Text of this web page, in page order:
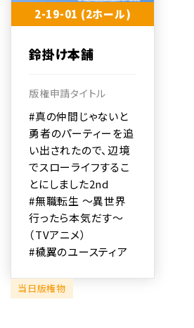
2-19-01 (2ホール)
鈴掛け本舗
版権申請タイトル
#真の仲間じゃないと
勇者のパーティーを追
い出されたので、辺境
でスローライフするこ
とにしました2nd
#無職転生 ～異世界
行ったら本気だす～
（TVアニメ）
#穢翼のユースティア
当日版権物